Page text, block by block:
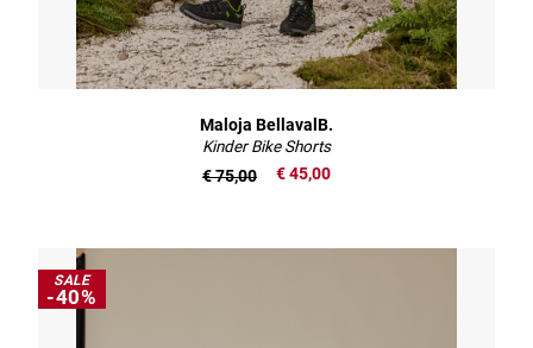
Maloja BellavalB.
Kinder Bike Shorts
€ 45,00
€ 75,00
SALE
-40%